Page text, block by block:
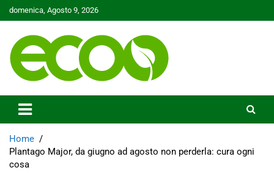
Skip
to
domenica, Agosto 9, 2026
Ecoo.it
Home
Plantago Major, da giugno ad agosto non perderla: cura ogni
cosa